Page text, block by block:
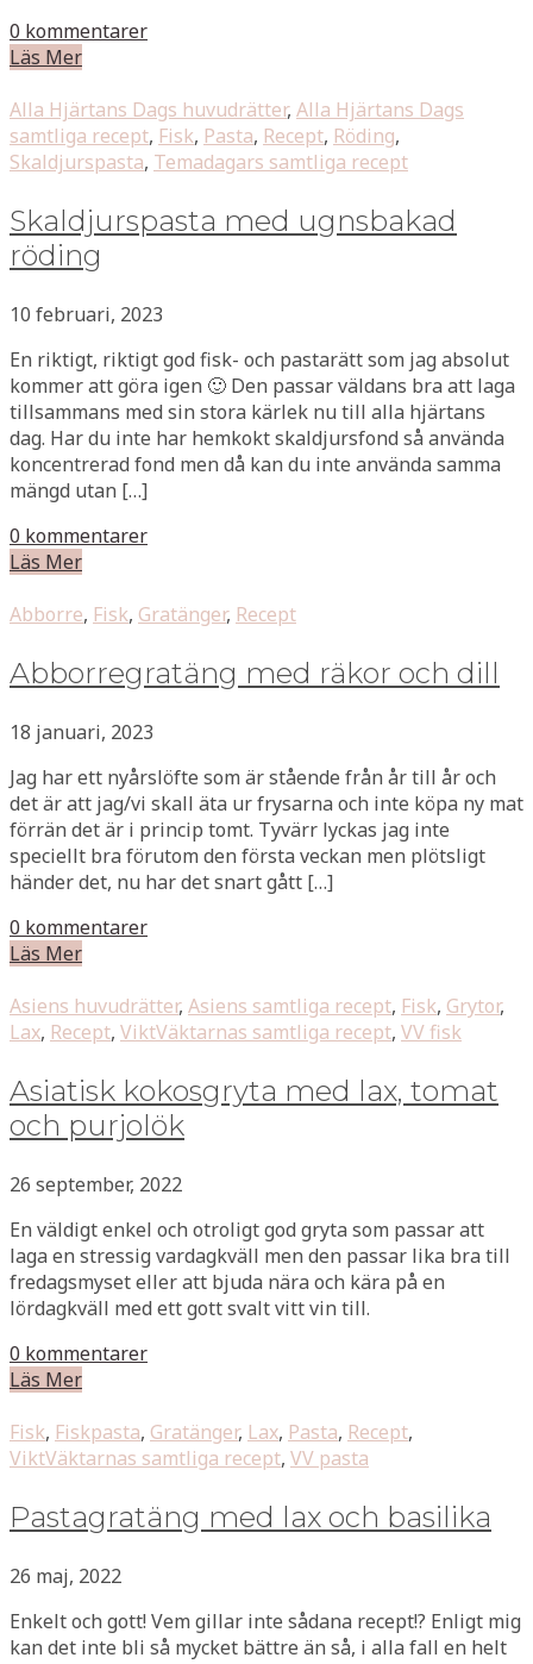
0 kommentarer
Läs Mer
Alla Hjärtans Dags huvudrätter, Alla Hjärtans Dags
samtliga recept, Fisk, Pasta, Recept, Röding,
Skaldjurspasta, Temadagars samtliga recept
Skaldjurspasta med ugnsbakad
röding
10 februari, 2023
En riktigt, riktigt god fisk- och pastarätt som jag absolut
kommer att göra igen 🙂 Den passar väldans bra att laga
tillsammans med sin stora kärlek nu till alla hjärtans
dag. Har du inte har hemkokt skaldjursfond så använda
koncentrerad fond men då kan du inte använda samma
mängd utan […]
0 kommentarer
Läs Mer
Abborre, Fisk, Gratänger, Recept
Abborregratäng med räkor och dill
18 januari, 2023
Jag har ett nyårslöfte som är stående från år till år och
det är att jag/vi skall äta ur frysarna och inte köpa ny mat
förrän det är i princip tomt. Tyvärr lyckas jag inte
speciellt bra förutom den första veckan men plötsligt
händer det, nu har det snart gått […]
0 kommentarer
Läs Mer
Asiens huvudrätter, Asiens samtliga recept, Fisk, Grytor,
Lax, Recept, ViktVäktarnas samtliga recept, VV fisk
Asiatisk kokosgryta med lax, tomat
och purjolök
26 september, 2022
En väldigt enkel och otroligt god gryta som passar att
laga en stressig vardagkväll men den passar lika bra till
fredagsmyset eller att bjuda nära och kära på en
lördagkväll med ett gott svalt vitt vin till.
0 kommentarer
Läs Mer
Fisk, Fiskpasta, Gratänger, Lax, Pasta, Recept,
ViktVäktarnas samtliga recept, VV pasta
Pastagratäng med lax och basilika
26 maj, 2022
Enkelt och gott! Vem gillar inte sådana recept!? Enligt mig
kan det inte bli så mycket bättre än så, i alla fall en helt